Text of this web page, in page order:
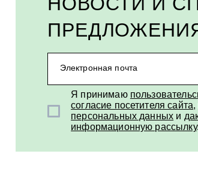
Электронная почта
Я принимаю
согласие посетителя сайта,
персональных данных и
информационную рассылку.